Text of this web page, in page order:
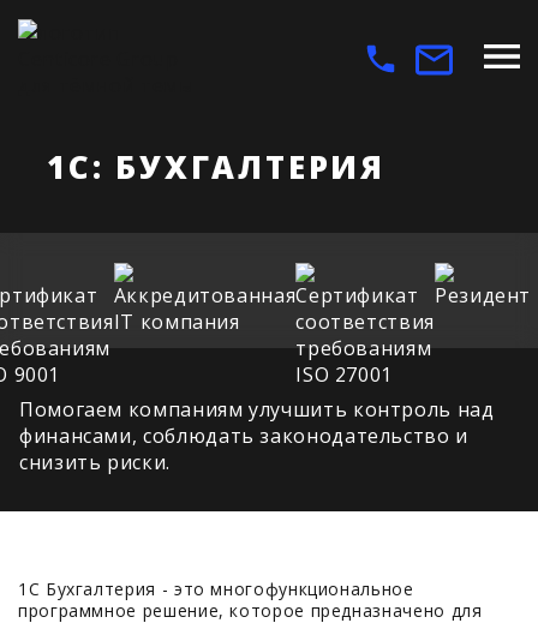
1С: БУХГАЛТЕРИЯ
Помогаем компаниям улучшить контроль над
финансами, соблюдать законодательство и
снизить риски.
1С Бухгалтерия - это многофункциональное
программное решение, которое предназначено для